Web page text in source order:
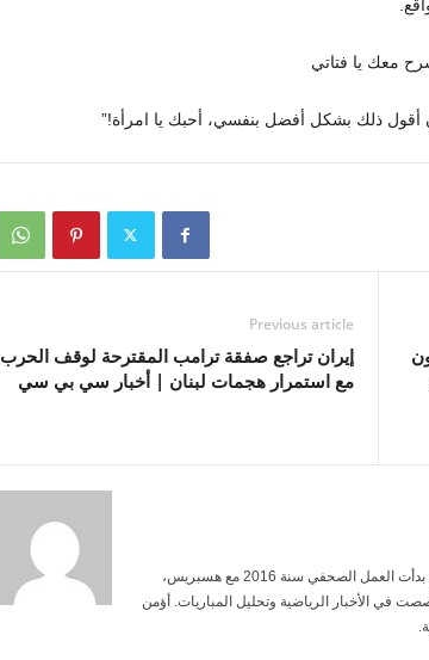
معك يا فتاتي
ذلك بشكل أفضل بنفسي، أحبك يا امرأة!”
Previous article
إيران تراجع صفقة ترامب المقترحة لوقف الحرب
مع استمرار هجمات لبنان | أخبار سي بي سي
أنا ياسمين بنعلي، خريجة الإعلام من جامعة محمد الخامس. بدأت العمل الصحفي سنة 2016 مع هسبريس،
في الأخبار الرياضية وتحليل المباريات. أؤمن